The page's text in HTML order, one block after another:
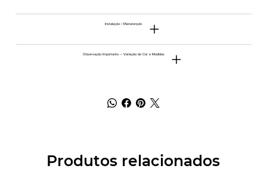
Instalação / Manutenção
Observação Importante – Variação de Cor e Medidas
Produtos relacionados